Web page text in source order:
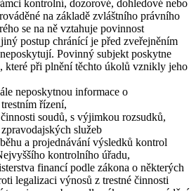
kontrolní, dozorové, dohledové nebo
na základě zvláštního právního
se na ně vztahuje povinnost
postup chránící je před zveřejněním
Povinný subjekt poskytne
které při plnění těchto úkolů vznikly jeho
neposkytnou informace o
řízení,
soudů, s výjimkou rozsudků,
služeb
a projednávání výsledků kontrol
kontrolního úřadu,
financí podle zákona o některých
legalizaci výnosů z trestné činnosti